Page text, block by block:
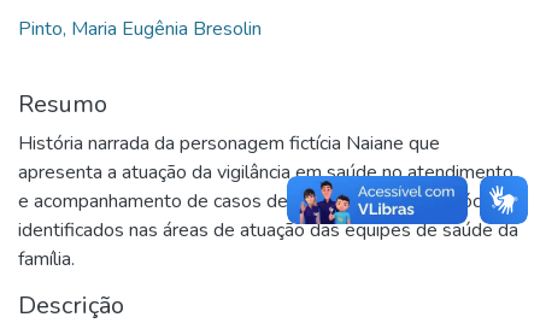
Pinto, Maria Eugênia Bresolin
Resumo
História narrada da personagem fictícia Naiane que
apresenta a atuação da vigilância em saúde no atendimento
e acompanhamento de casos de Meningite Meningocócica,
identificados nas áreas de atuação das equipes de saúde da
família.
Descrição